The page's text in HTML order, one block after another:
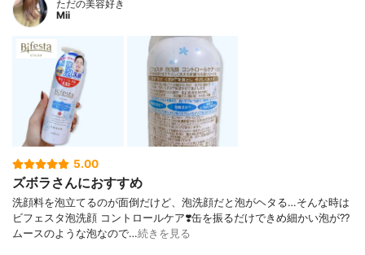
ただの美容好き
Mii
5.00
ズボラさんにおすすめ
洗顔料を泡立てるのが面倒だけど、泡洗顔だと泡がヘタる…そんな時は
ビフェスタ泡洗顔 コントロールケア❣️缶を振るだけできめ細かい泡が?‍?️
ムースのような泡なので…続きを見る